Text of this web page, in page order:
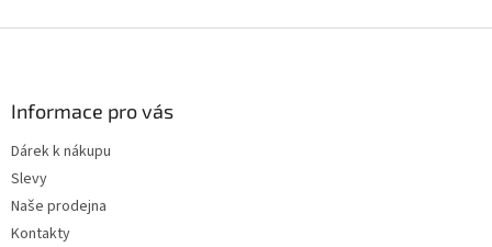
Informace pro vás
Dárek k nákupu
Slevy
Naše prodejna
Kontakty